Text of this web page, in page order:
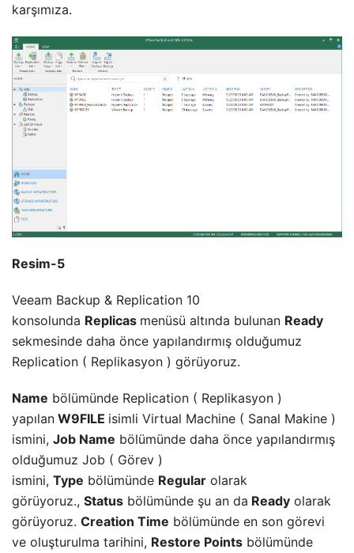
karşımıza.
Resim-5
Veeam Backup & Replication 10
konsolunda Replicas menüsü altında bulunan Ready
sekmesinde daha önce yapılandırmış olduğumuz
Replication ( Replikasyon ) görüyoruz.
Name bölümünde Replication ( Replikasyon )
yapılan W9FILE isimli Virtual Machine ( Sanal Makine )
ismini, Job Name bölümünde daha önce yapılandırmış
olduğumuz Job ( Görev )
ismini, Type bölümünde Regular olarak
görüyoruz., Status bölümünde şu an da Ready olarak
görüyoruz. Creation Time bölümünde en son görevi
ve oluşturulma tarihini, Restore Points bölümünde